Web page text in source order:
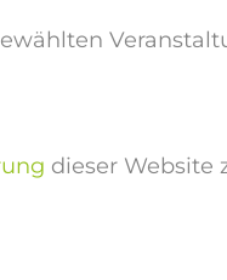
dieser Website